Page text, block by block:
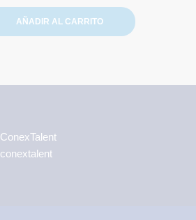
AÑADIR AL CARRITO
ConexTalent
conextalent